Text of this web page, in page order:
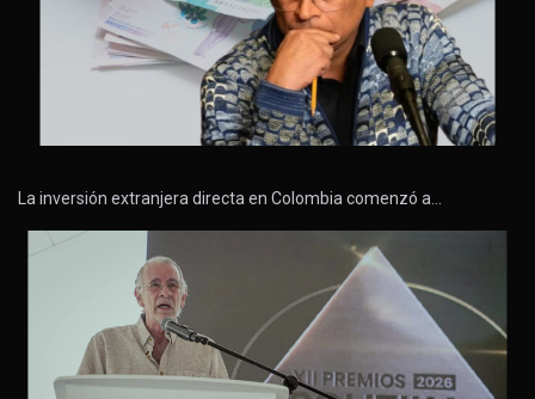
La inversión extranjera directa en Colombia comenzó a…